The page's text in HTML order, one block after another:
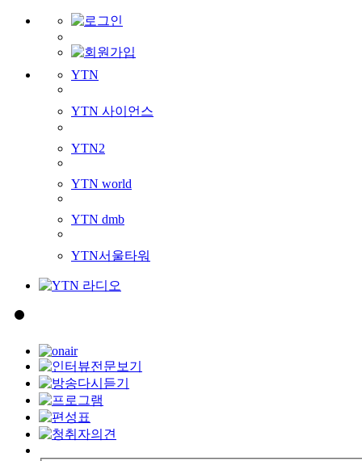
YTN
YTN 사이언스
YTN2
YTN world
YTN dmb
YTN서울타워